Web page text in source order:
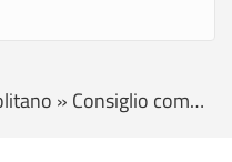
Home » Governo metropolitano » Consiglio comunale » Cittadinanza onoraria a Nasrin Sotoudeh